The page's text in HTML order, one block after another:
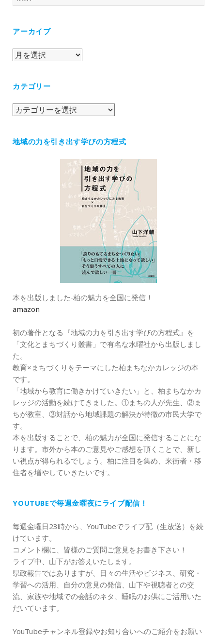
索:
アーカイブ
ア
イ
カテゴリー
カ
リ
地域の力を引き出す学びの方程式
本を出版しました‐柏の魅力を全国に発信！
amazon
初の著作となる『地域の力を引き出す学びの方程式』を
「文化とまちづくり叢書」で有名な水曜社から出版しまし
た。
教育×まちづくりをテーマにした柏まちなかカレッジの本
です。
「地域から教育に働きかけていきたい」と、柏まちなかカ
レッジの活動を続けてきました。①まちの人が先生、②ま
ちが教室、③対話から地域課題の解決が特徴の市民大学で
す。
本を出版することで、柏の魅力が全国に発信することにな
ります。市外から本のご意見やご感想を頂くことで、新し
い視点が得られるでしょう。柏に注目を集め、来街者・移
住者を増やしていきたいです。
YOUTUBEで毎週金曜夜にライブ配信！
毎週金曜日23時から、YouTubeでライブ配（生放送）を続
けています。
コメント欄に、皆様のご質問ご意見をお書き下さい！
ライブ中、山下がお答えいたします。
県政報告ではありますが、日々の生活やビジネス、研究・
学習への活用、自分の意見の発信、山下や視聴者との交
流、家族や地域での会話のネタ、睡眠のお供にご活用いた
だいています。
YouTubeチャンネル登録やお知り合いへのご紹介をお願い